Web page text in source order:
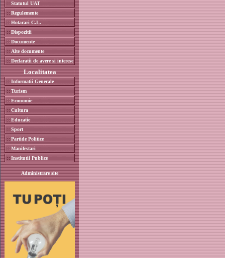
Statutul UAT
Regulemente
Hotarari C.L.
Dispozitii
Documente
Alte documente
Declaratii de avere si interese
Localitatea
Informatii Generale
Turism
Economie
Cultura
Educatie
Sport
Partide Politice
Manifestari
Institutii Publice
Administrare site